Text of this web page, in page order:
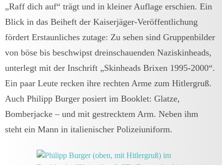
„Raff dich auf“ trägt und in kleiner Auflage erschien. Ein
Blick in das Beiheft der Kaiserjäger-Veröffentlichung
fördert Erstaunliches zutage: Zu sehen sind Gruppenbilder
von böse bis beschwipst dreinschauenden Naziskinheads,
unterlegt mit der Inschrift „Skinheads Brixen 1995-2000“.
Ein paar Leute recken ihre rechten Arme zum Hitlergruß.
Auch Philipp Burger posiert im Booklet: Glatze,
Bomberjacke – und mit gestrecktem Arm. Neben ihm
steht ein Mann in italienischer Polizeiuniform.